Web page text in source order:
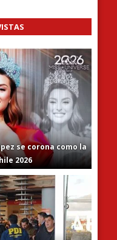
se corona como la
2026